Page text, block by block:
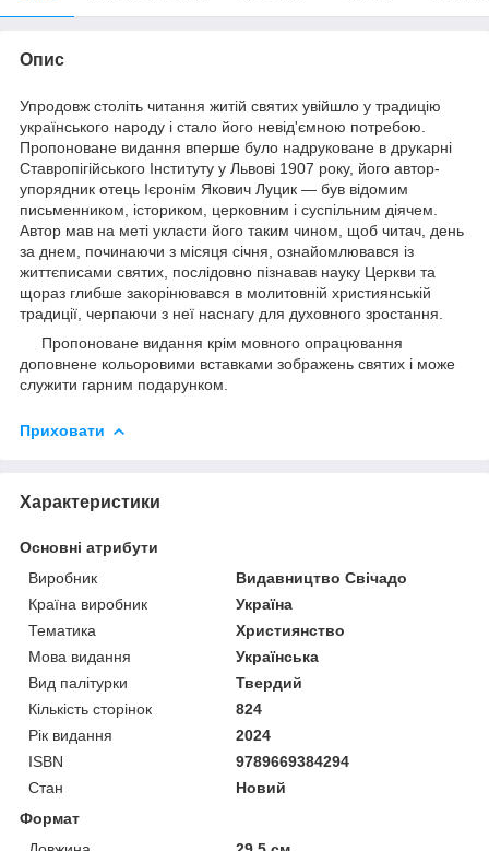
Опис
Упродовж століть читання житій святих увійшло у традицію
українського народу і стало його невід'ємною потребою.
Пропоноване видання вперше було надруковане в друкарні
Ставропігійського Інституту у Львові 1907 року, його автор-
упорядник отець Ієронім Якович Луцик — був відомим
письменником, істориком, церковним і суспільним діячем.
Автор мав на меті укласти його таким чином, щоб читач, день
за днем, починаючи з місяця січня, ознайомлювався із
життєписами святих, послідовно пізнавав науку Церкви та
щораз глибше закорінювався в молитовній християнській
традиції, черпаючи з неї наснагу для духовного зростання.
Пропоноване видання крім мовного опрацювання
доповнене кольоровими вставками зображень святих і може
служити гарним подарунком.
Приховати
Характеристики
Основні атрибути
Виробник
Видавництво Свічадо
Країна виробник
Україна
Тематика
Християнство
Мова видання
Українська
Вид палітурки
Твердий
Кількість сторінок
824
Рік видання
2024
ISBN
9789669384294
Стан
Новий
Формат